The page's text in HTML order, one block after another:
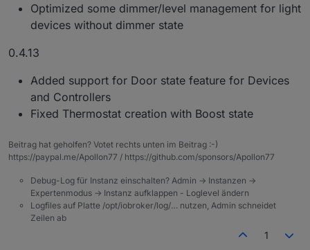
Optimized some dimmer/level management for light
devices without dimmer state
0.4.13
Added support for Door state feature for Devices
and Controllers
Fixed Thermostat creation with Boost state
Beitrag hat geholfen? Votet rechts unten im Beitrag :-)
https://paypal.me/Apollon77 / https://github.com/sponsors/Apollon77
Debug-Log für Instanz einschalten? Admin -> Instanzen ->
Expertenmodus -> Instanz aufklappen - Loglevel ändern
Logfiles auf Platte /opt/iobroker/log/… nutzen, Admin schneidet
Zeilen ab
1